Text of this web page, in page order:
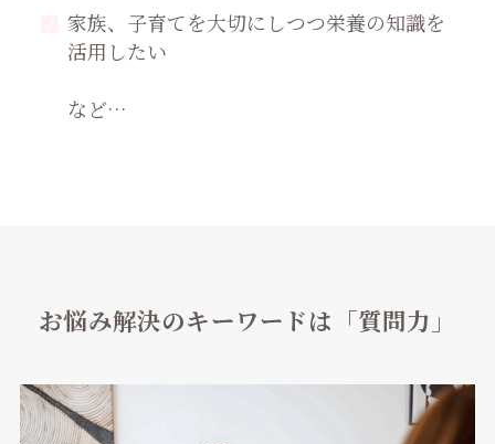
家族、子育てを大切にしつつ栄養の知識を
活用したい
など…
お悩み解決のキーワードは「質問力」